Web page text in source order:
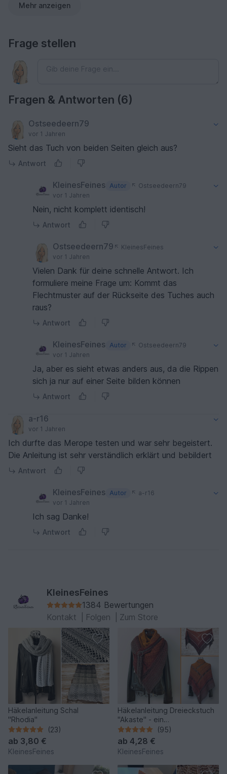
Mehr anzeigen
Frage stellen
Fragen & Antworten (6)
Ostseedeern79
vor 1 Jahren
Sieht das Tuch von beiden Seiten gleich aus?
Antwort
KleinesFeines Autor
Ostseedeern79
vor 1 Jahren
Nein, nicht komplett identisch!
Antwort
Ostseedeern79
KleinesFeines
vor 1 Jahren
Vielen Dank für deine schnelle Antwort. Ich
formuliere meine Frage um: Kommt das
Flechtmuster auf der Rückseite des Tuches auch
raus?
Antwort
KleinesFeines Autor
Ostseedeern79
vor 1 Jahren
Ja, aber es sieht etwas anders aus, da die Rippen
sich ja nur auf einer Seite bilden können
Antwort
a-r16
vor 1 Jahren
Ich durfte das Merope testen und war sehr begeistert.
Die Anleitung ist sehr verständlich erklärt und bebildert
Antwort
KleinesFeines Autor
a-r16
vor 1 Jahren
Ich sag Danke!
Antwort
KleinesFeines
1384 Bewertungen
Kontakt
Folgen Zum Store
Häkelanleitung Schal
"Rhodia"
(23)
ab 3,80 €
KleinesFeines
Häkelanleitung Dreieckstuch
"Akaste" - ein
außergewöhnliches Design
(95)
ab 4,28 €
KleinesFeines